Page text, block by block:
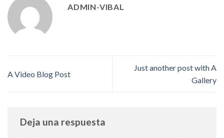
ADMIN-VIBAL
A Video Blog Post
Just another post with A
Gallery
Deja una respuesta